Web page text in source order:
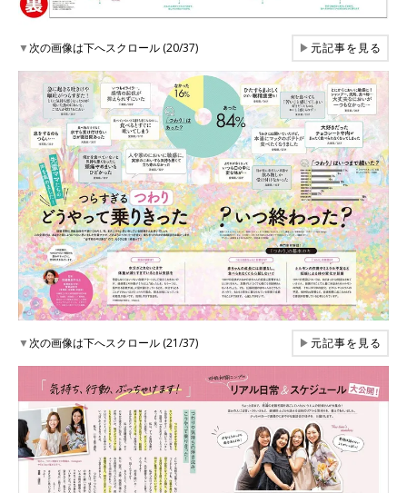
▼次の画像は下へスクロール (20/37) ▶元記事を見る
▼次の画像は下へスクロール (21/37) ▶元記事を見る